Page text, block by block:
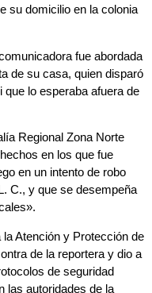
su domicilio en la colonia
fue abordada
de su casa, quien disparó
lo esperaba afuera de
Regional Zona Norte
en los que fue
en un intento de robo
C., y que se desempeña
Atención y Protección de
de la reportera y dio a
de seguridad
las autoridades de la